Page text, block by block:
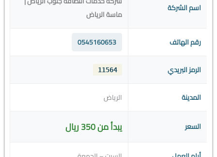
اسم الشركة
ماسة الرياض
رقم الهاتف 0545160653
الرمز البريدي 11564
المدينة الرياض
السعر يبدأ من 350 ريال